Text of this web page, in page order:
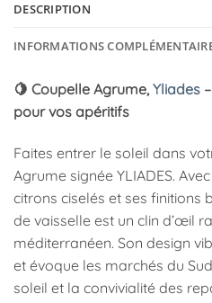
DESCRIPTION
INFORMATIONS
🍋 Coupelle Agrume,Yliades
pour vos apéritifs
Faites entrer le soleil dans
Agrume signée YLIADES.
citrons ciselés et ses finitions
de vaisselle est un clin d’œil
méditerranéen. Son design
et évoque les marchés du
soleil et la convivialité des